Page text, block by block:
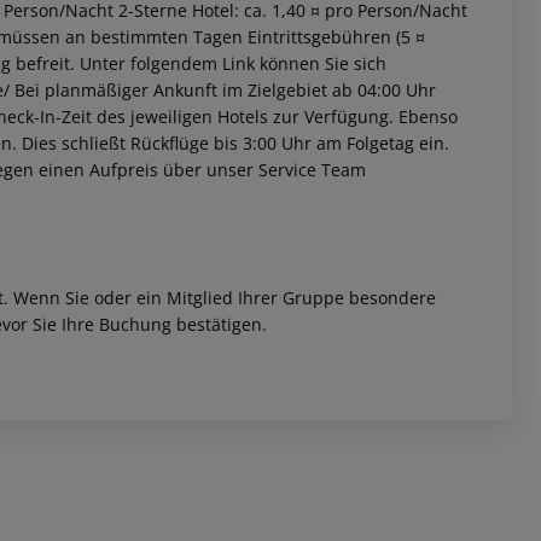
Nacht 2-Sterne Hotel: ca. 1,40 ¤ pro Person/Nacht
an bestimmten Tagen Eintrittsgebühren (5 ¤
befreit. Unter folgendem Link können Sie sich
planmäßiger Ankunft im Zielgebiet ab 04:00 Uhr
In-Zeit des jeweiligen Hotels zur Verfügung. Ebenso
Dies schließt Rückflüge bis 3:00 Uhr am Folgetag ein.
einen Aufpreis über unser Service Team
Sie oder ein Mitglied Ihrer Gruppe besondere
Sie Ihre Buchung bestätigen.